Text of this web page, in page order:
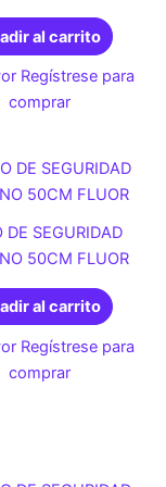
al carrito
Regístrese para
comprar
DE SEGURIDAD
50CM FLUOR
al carrito
Regístrese para
comprar